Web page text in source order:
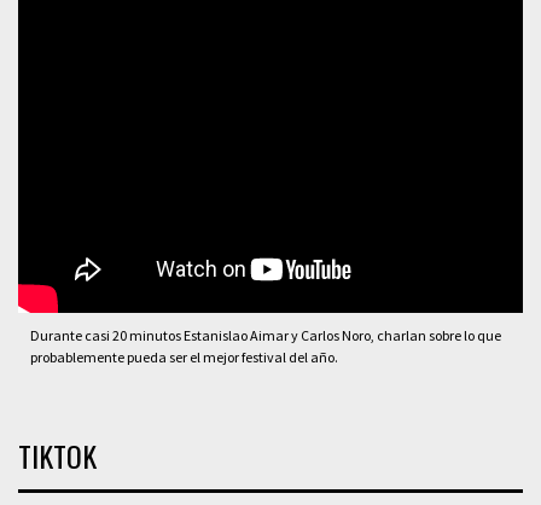
Durante casi 20 minutos Estanislao Aimar y Carlos Noro, charlan sobre lo que
probablemente pueda ser el mejor festival del año.
TIKTOK